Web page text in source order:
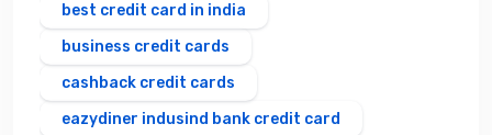
best credit card in india
business credit cards
cashback credit cards
eazydiner indusind bank credit card